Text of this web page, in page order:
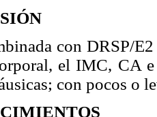
con DRSP/
el IMC, CA
con pocos o